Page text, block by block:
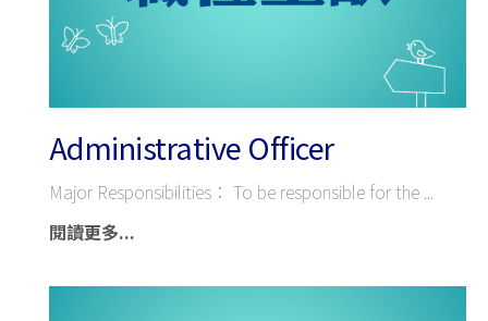
Administrative Officer
Major Responsibilities： To be responsible for the
閱讀更多...